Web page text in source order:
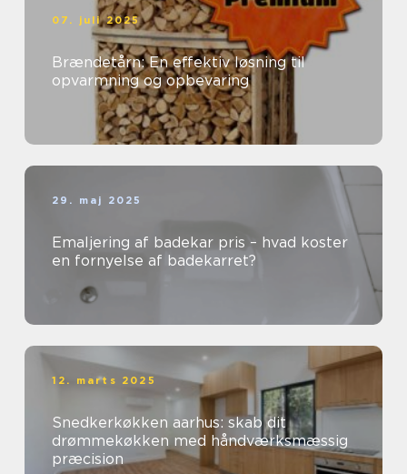
07. juli 2025
Brændetårn: En effektiv løsning til
opvarmning og opbevaring
29. maj 2025
Emaljering af badekar pris – hvad koster
en fornyelse af badekarret?
12. marts 2025
Snedkerkøkken aarhus: skab dit
drømmekøkken med håndværksmæssig
præcision